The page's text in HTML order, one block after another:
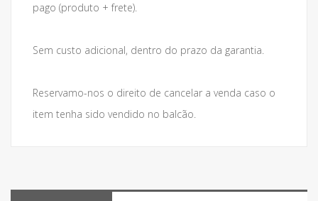
pago (produto + frete).
Sem custo adicional, dentro do prazo da garantia.
Reservamo-nos o direito de cancelar a venda caso o
item tenha sido vendido no balcão.